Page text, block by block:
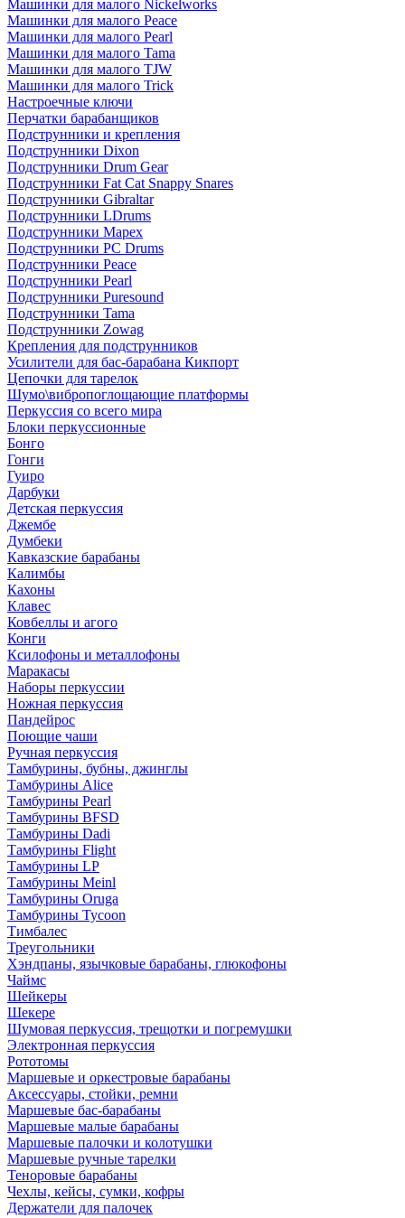
Машинки для малого Nickelworks
Машинки для малого Peace
Машинки для малого Pearl
Машинки для малого Tama
Машинки для малого TJW
Машинки для малого Trick
Настроечные ключи
Перчатки барабанщиков
Подструнники и крепления
Подструнники Dixon
Подструнники Drum Gear
Подструнники Fat Cat Snappy Snares
Подструнники Gibraltar
Подструнники LDrums
Подструнники Mapex
Подструнники PC Drums
Подструнники Peace
Подструнники Pearl
Подструнники Puresound
Подструнники Tama
Подструнники Zowag
Крепления для подструнников
Усилители для бас-барабана Кикпорт
Цепочки для тарелок
Шумо\вибропоглощающие платформы
Перкуссия со всего мира
Блоки перкуссионные
Бонго
Гонги
Гуиро
Дарбуки
Детская перкуссия
Джембе
Думбеки
Кавказские барабаны
Калимбы
Кахоны
Клавес
Ковбеллы и агого
Конги
Ксилофоны и металлофоны
Маракасы
Наборы перкуссии
Ножная перкуссия
Пандейрос
Поющие чаши
Ручная перкуссия
Тамбурины, бубны, джинглы
Тамбурины Alice
Тамбурины Pearl
Тамбурины BFSD
Тамбурины Dadi
Тамбурины Flight
Тамбурины LP
Тамбурины Meinl
Тамбурины Oruga
Тамбурины Tycoon
Тимбалес
Треугольники
Хэндпаны, язычковые барабаны, глюкофоны
Чаймс
Шейкеры
Шекере
Шумовая перкуссия, трещотки и погремушки
Электронная перкуссия
Рототомы
Маршевые и оркестровые барабаны
Аксессуары, стойки, ремни
Маршевые бас-барабаны
Маршевые малые барабаны
Маршевые палочки и колотушки
Маршевые ручные тарелки
Теноровые барабаны
Чехлы, кейсы, сумки, кофры
Держатели для палочек